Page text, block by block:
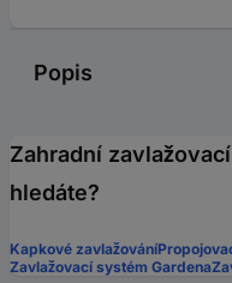
Popis
Zahradní
hledáte?
Kapkové zavlažování
Zavlažovací systém Gardena